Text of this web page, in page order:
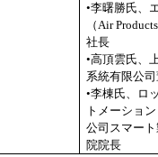
•李曙勝氏、
（Air Products
社長
•高頂雲氏、
系統有限公
•李棟氏、ロ
トメーショ
公司スマー
院院長